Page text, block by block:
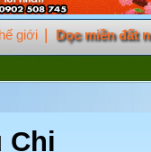
giới Dọc miền đất
Chi